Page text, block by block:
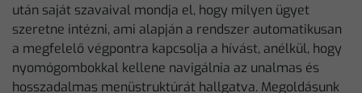
után saját szavaival mondja el, hogy milyen ügyet
szeretne intézni, ami alapján a rendszer automatikusan
a megfelelő végpontra kapcsolja a hívást, anélkül, hogy
nyomógombokkal kellene navigálnia az unalmas és
hosszadalmas menüstruktúrát hallgatva. Megoldásunk